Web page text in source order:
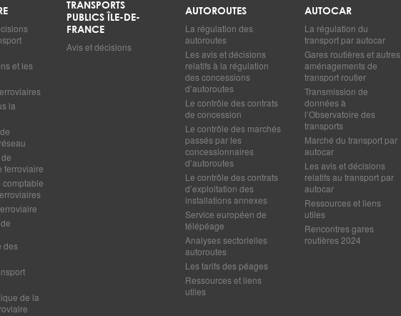
et les
la
ferroviaire
comptable
des
de la
TRANSPORTS
PUBLICS ÎLE-DE-
FRANCE
Avis et décisions
AUTOROUTES
La régulation des
autoroutes
Les avis et décisions
relatifs à la régulation
des concessions
d’autoroutes
Le contrôle des contrats
de concession
Le contrôle des marchés
passés par les
concessionnaires
d’autoroutes
Le contrôle des contrats
d’exploitation des
installations annexes
Service européen de
télépéage
Analyses sectorielles
autoroutes
Les tarifs des péages
Ressources et liens
utiles
AUTOCAR
La régulation du
transport par autocar
Gares routières et autres
aménagements de
transport routier
Transmission de
données à
l’Observatoire des
transports
Marché du transport par
autocar
Les avis et décisions
relatifs au transport par
autocar
Ressources et liens
utiles
Rencontres gares
routières 2024